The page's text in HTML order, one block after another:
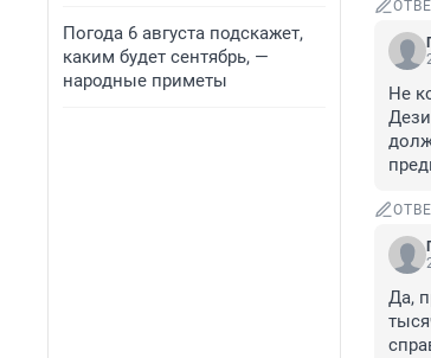
Погода 6 августа подскажет,
каким будет сентябрь, —
народные приметы
Не
Да,